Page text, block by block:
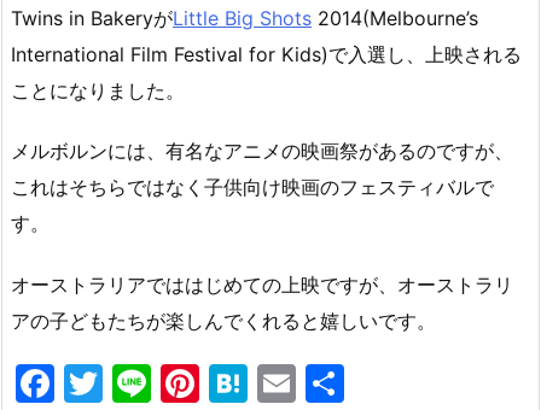
Twins in BakeryがLittle Big Shots 2014(Melbourne’s
International Film Festival for Kids)で入選し、上映される
ことになりました。
メルボルンには、有名なアニメの映画祭があるのですが、
これはそちらではなく子供向け映画のフェスティバルで
す。
オーストラリアでははじめての上映ですが、オーストラリ
アの子どもたちが楽しんでくれると嬉しいです。
F
T
Li Pi H
E